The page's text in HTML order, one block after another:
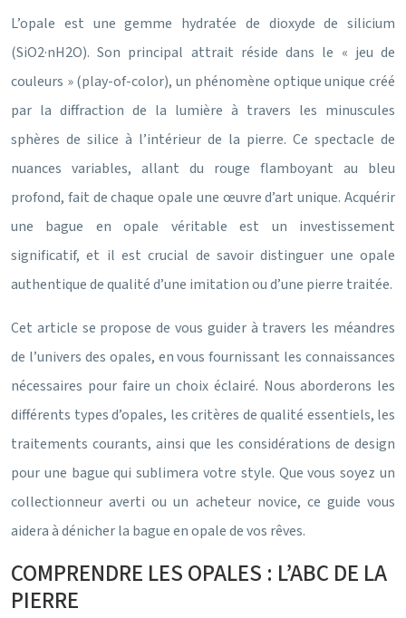
L’opale est une gemme hydratée de dioxyde de silicium
(SiO2·nH2O). Son principal attrait réside dans le « jeu de
couleurs » (play-of-color), un phénomène optique unique créé
par la diffraction de la lumière à travers les minuscules
sphères de silice à l’intérieur de la pierre. Ce spectacle de
nuances variables, allant du rouge flamboyant au bleu
profond, fait de chaque opale une œuvre d’art unique. Acquérir
une bague en opale véritable est un investissement
significatif, et il est crucial de savoir distinguer une opale
authentique de qualité d’une imitation ou d’une pierre traitée.
Cet article se propose de vous guider à travers les méandres
de l’univers des opales, en vous fournissant les connaissances
nécessaires pour faire un choix éclairé. Nous aborderons les
différents types d’opales, les critères de qualité essentiels, les
traitements courants, ainsi que les considérations de design
pour une bague qui sublimera votre style. Que vous soyez un
collectionneur averti ou un acheteur novice, ce guide vous
aidera à dénicher la bague en opale de vos rêves.
COMPRENDRE LES OPALES : L’ABC DE LA
PIERRE